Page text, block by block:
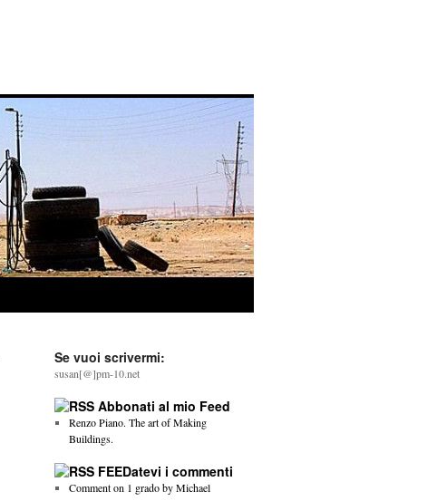
Se vuoi scrivermi:
susan[@]pm-10.net
Abbonati al mio Feed
Renzo Piano. The art of Making
Buildings.
FEEDatevi i commenti
Comment on 1 grado by Michael